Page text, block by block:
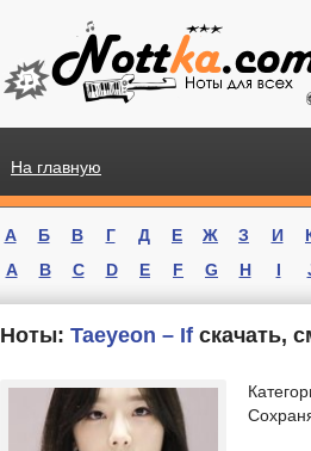
На главную
А Б В Г Д Е Ж З И
A
B C D E F G H I
Ноты: Taeyeon – If скачать,